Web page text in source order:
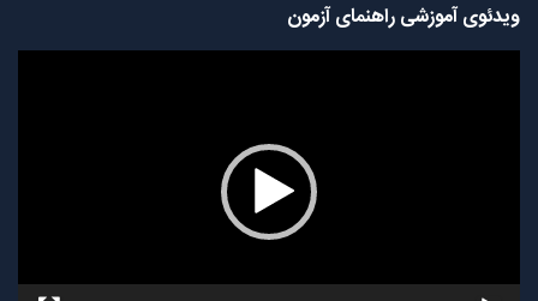
ویدئوی آموزشی راهنمای آزمون